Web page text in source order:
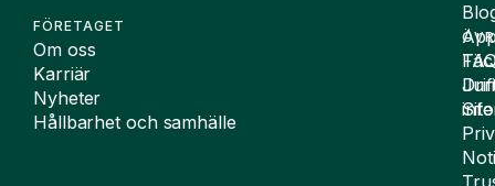
FÖRETAGET
Om oss
Karriär
Nyheter
Hållbarhet och samhälle